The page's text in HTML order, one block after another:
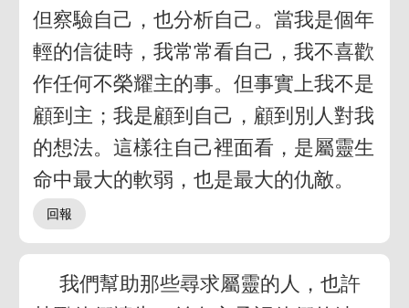
但察驗自己，也分析自己。當我是個年
輕的信徒時，我常常看自己，我不喜歡
作任何不榮耀主的事。但事實上我不是
顧到主；我是顧到自己，顧到別人對我
的想法。這樣往自己裡面看，是屬靈生
命中最大的軟弱，也是最大的仇敵。
我們幫助那些尋求屬靈的人，也許